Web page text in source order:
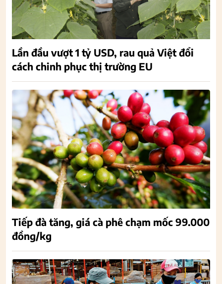
Lần đầu vượt 1 tỷ USD, rau quả Việt đổi
cách chinh phục thị trường EU
Tiếp đà tăng, giá cà phê chạm mốc 99.000
đồng/kg